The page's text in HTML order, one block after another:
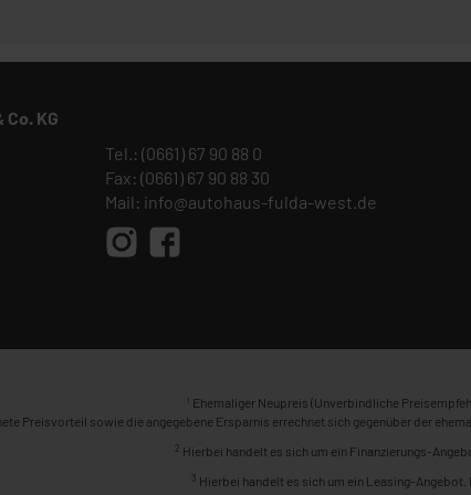
KG
Tel.: (0661) 67 90 88 0
Fax: (0661) 67 90 88 30
Mail: info@autohaus-fulda-west.de
1 Ehemaliger Neupreis (Unverbindliche
Preisvorteil sowie die angegebene Ersparnis errechnet sich gegenüber der
2 Hierbei handelt es sich um ein Finanzierungs-
3 Hierbei handelt es sich um ein Leasing-